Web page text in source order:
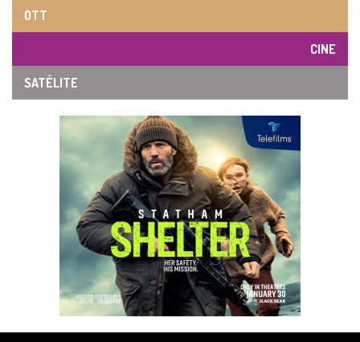
OTT
CINE
SATÉLITE